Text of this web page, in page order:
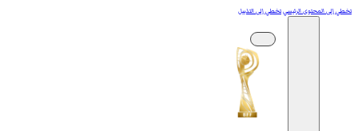
تخطي إلى المحتوى الرئيسيتخطي إلى التذييل